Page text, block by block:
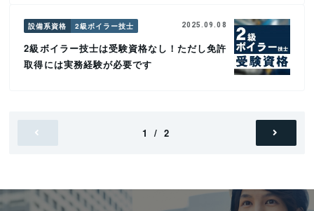
設備系資格 2級ボイラー技士 2025.09.08
2級ボイラー技士は受験資格なし！ただし免許
取得には実務経験が必要です
1 / 2